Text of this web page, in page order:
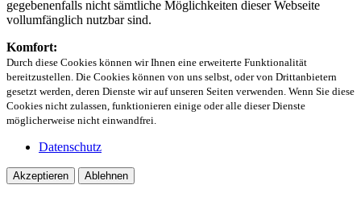
gegebenenfalls nicht sämtliche Möglichkeiten dieser Webseite
vollumfänglich nutzbar sind.
Komfort:
Durch diese Cookies können wir Ihnen eine erweiterte Funktionalität
bereitzustellen. Die Cookies können von uns selbst, oder von Drittanbietern
gesetzt werden, deren Dienste wir auf unseren Seiten verwenden. Wenn Sie diese
Cookies nicht zulassen, funktionieren einige oder alle dieser Dienste
möglicherweise nicht einwandfrei.
Datenschutz
Akzeptieren Ablehnen